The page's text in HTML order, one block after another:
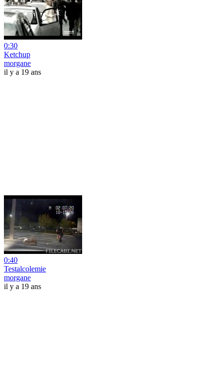
0:30
Ketchup
morgane
il y a 19 ans
0:40
Testalcolemie
morgane
il y a 19 ans